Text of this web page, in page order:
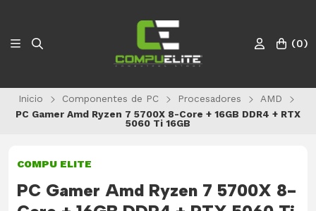
(0)
Inicio Componentes de PC Procesadores
AMD
PC Gamer Amd Ryzen 7 5700X 8-Core + 16GB DDR4 + RTX
5060 Ti 16GB
COMPU ELITE
PC Gamer Amd Ryzen 7 5700X 8-